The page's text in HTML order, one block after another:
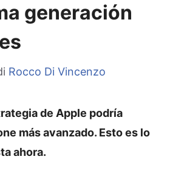
generación
Rocco Di Vincenzo
de Apple podría
más avanzado. Esto es lo
ahora.